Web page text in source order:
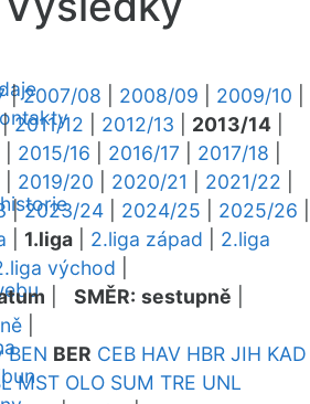
|2007/08 2008/09 2009/10
2011/12 2012/13 2013/14
2015/16 2016/17 2017/18
2019/20 2020/21 2021/22
|2023/24 2024/25 2025/26
1.liga 2.liga západ
2.liga
východ
SMĚR: sestupně
BEN BER CEB HAV HBR JIH KAD
MST OLO SUM TRE UNL